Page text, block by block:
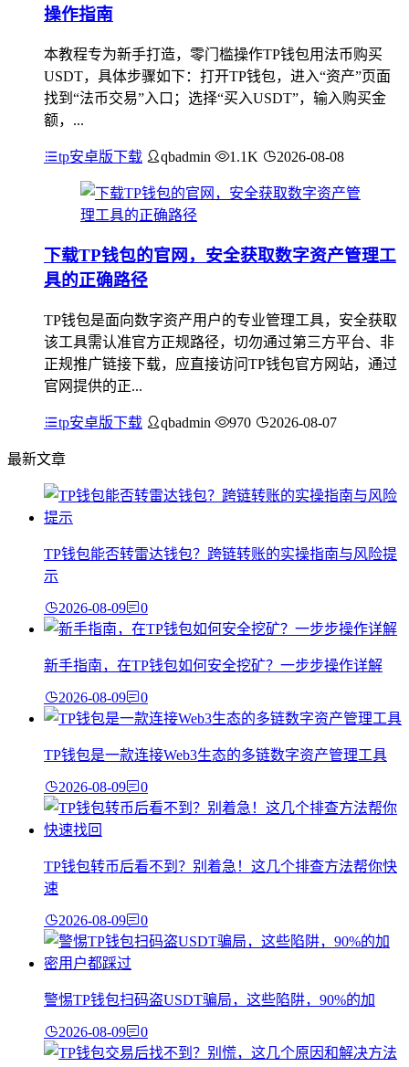
操作指南
本教程专为新手打造，零门槛操作TP钱包用法币购买
USDT，具体步骤如下：打开TP钱包，进入“资产”页面
找到“法币交易”入口；选择“买入USDT”，输入购买金
额，...
tp安卓版下载 qbadmin 1.1K 2026-08-08
下载TP钱包的官网，安全获取数字资产管理工
具的正确路径
TP钱包是面向数字资产用户的专业管理工具，安全获取
该工具需认准官方正规路径，切勿通过第三方平台、非
正规推广链接下载，应直接访问TP钱包官方网站，通过
官网提供的正...
tp安卓版下载 qbadmin 970 2026-08-07
最新文章
TP钱包能否转雷达钱包？跨链转账的实操指南与风险提
示
2026-08-09 0
新手指南，在TP钱包如何安全挖矿？一步步操作详解
2026-08-09 0
TP钱包是一款连接Web3生态的多链数字资产管理工具
2026-08-09 0
TP钱包转币后看不到？别着急！这几个排查方法帮你快
速
2026-08-09 0
警惕TP钱包扫码盗USDT骗局，这些陷阱，90%的加
2026-08-09 0